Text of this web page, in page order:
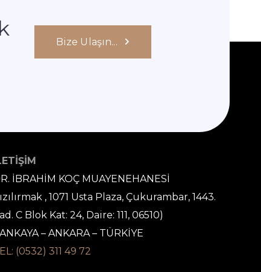
Bize Ulaşın...
İBRAHİM KOÇ MUAYENEHANESİ
, 1071 Usta Plaza, Çukurambar, 1443.
C Blok Kat: 24, Daire: 111, 06510)
– ANKARA – TÜRKİYE
(0532) 311 49 72